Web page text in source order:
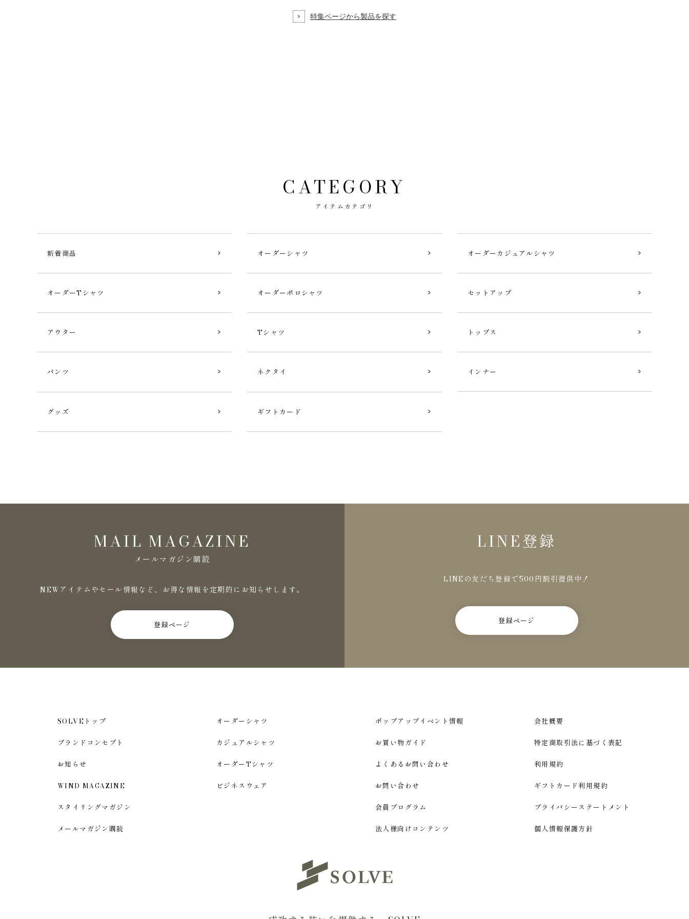
CATEGORY
アイテムカテゴリ
新着商品 オーダーシャツ オーダーカジュアルシャツ
オーダーTシャツ オーダーポロシャツ セットアップ
アウター Tシャツ トップス
パンツ ネクタイ インナー
グッズ ギフトカード
MAIL MAGAZINE
メールマガジン購読
NEWアイテムやセール情報など、お得な情報を定期的にお知らせします。
登録ページ
LINE登録
LINEの友だち登録で500円割引提供中！
登録ページ
SOLVEトップ
ブランドコンセプト
お知らせ
WIND MAGAZINE
スタイリングマガジン
メールマガジン購読
オーダーシャツ
カジュアルシャツ
オーダーTシャツ
ビジネスウェア
ポップアップイベント情報
お買い物ガイド
よくあるお問い合わせ
お問い合わせ
会員プログラム
法人様向けコンテンツ
会社概要
特定商取引法に基づく表記
利用規約
ギフトカード利用規約
プライバシーステートメント
個人情報保護方針